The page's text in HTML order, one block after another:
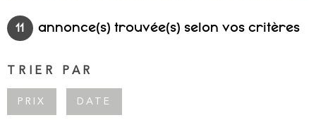
NOTRE
11 annonce(s) trouvée(s) selon vos critères
TRIER PAR
PRIX DATE
Pièces